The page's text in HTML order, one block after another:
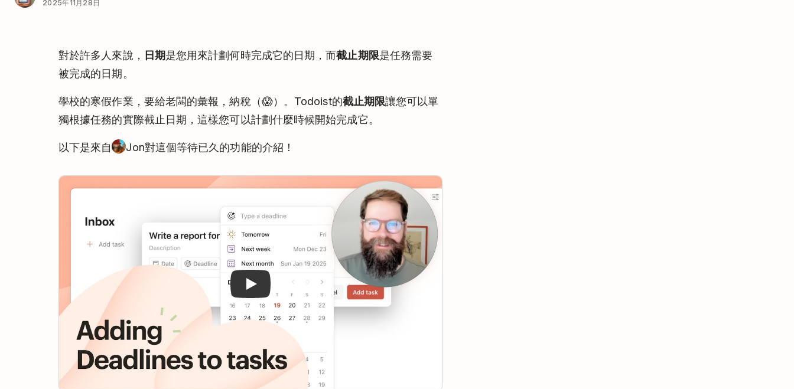
2025年11月28日
對於許多人來說， 日期是您用來計劃何時完成它的日期，而截止期限是任務需要
被完成的日期。
學校的寒假作業，要給老闆的彙報，納稅（😱）。Todoist的截止期限讓您可以單
獨根據任務的實際截止日期，這樣您可以計劃什麼時候開始完成它。
以下是來自 Jon對這個等待已久的功能的介紹！
Play